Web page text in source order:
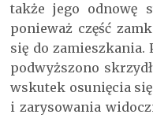
także jego odnowę
ponieważ część
się do zamieszkania.
podwyższono
wskutek osunięcia
i zarysowania